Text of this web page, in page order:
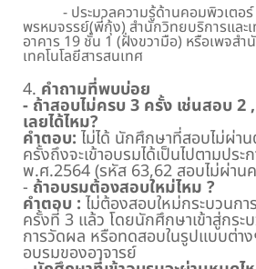
- ประมวลความรู้ด้านคอมพิวเตอร์
พรหมจรรย์(พี่กุ้ง) สำนักวิทยบริการและเ
อาคาร 19 ชั้น 1 (ฝั่งขวามือ) หรือเพจสำ
เทคโนโลยีสารสนเทศ
4. คำถามที่พบบ่อย
- ถ้าสอบไม่ครบ 3 ครั้ง เช่นสอบ 2
เลยได้ไหม?
คำตอบ: ไม่ได้ นักศึกษาที่สอบไม่ผ่า
ครั้งถึงจะเข้าอบรมได้เป็นไปตามปร
พ.ศ.2564 (รหัส 63,62 สอบไม่ผ่าน
- ถ้าอบรมต้องสอบใหม่ไหม ?
คำตอบ : ไม่ต้องสอบใหม่กระบวนกา
ครั้งที่ 3 แล้ว โดยนักศึกษาเข้าสู่กระ
การวัดผล หรือทดสอบในรูปแบบต่า
อบรมของอาจารย์